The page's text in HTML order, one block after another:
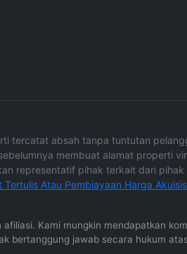
tercatat absah tanpa tuntutan
membuat alamat properti
representatif pihak terkait dari
Atau Pembiayaan Harga
Kami mungkin mendapatkan
bertanggung jawab secara hukum